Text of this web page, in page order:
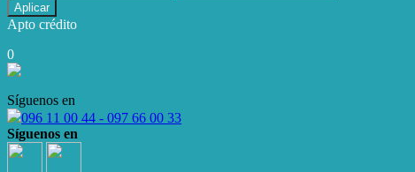
Aplicar
Apto crédito
0
Síguenos en
096 11 00 44 - 097 66 00 33
Síguenos en